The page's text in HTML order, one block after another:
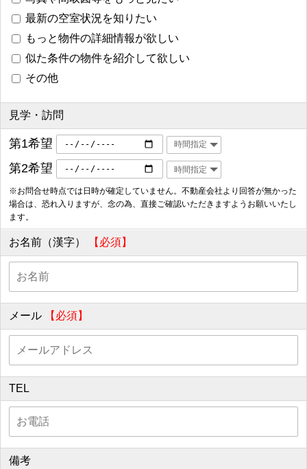
最新の空室状況を知りたい
もっと物件の詳細情報が欲しい
似た条件の物件を紹介して欲しい
その他
見学・訪問
第1希望
第2希望
※お問合せ時点では日時が確定していません。不動産会社より回答が無かった
場合は、恐れ入りますが、念の為、直接ご確認いただきますようお願いいたし
ます。
お名前（漢字） 【必須】
メール 【必須】
TEL
備考